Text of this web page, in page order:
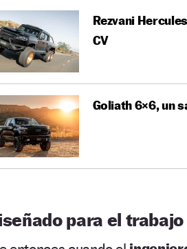
Rezvani
CV
Goliath 6×6, un
para el trabajo